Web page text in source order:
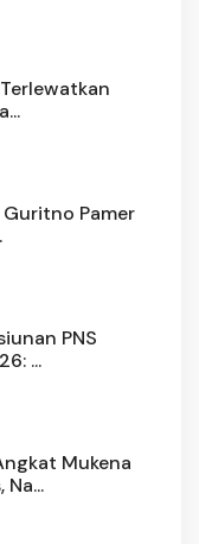
Pamer
PNS
...
Mukena